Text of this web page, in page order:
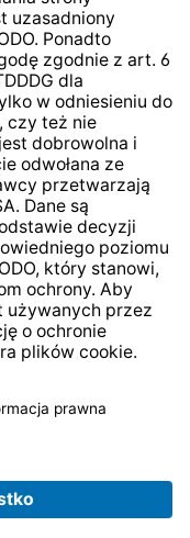
VAT pluskoszty
LEPPER Stiftung